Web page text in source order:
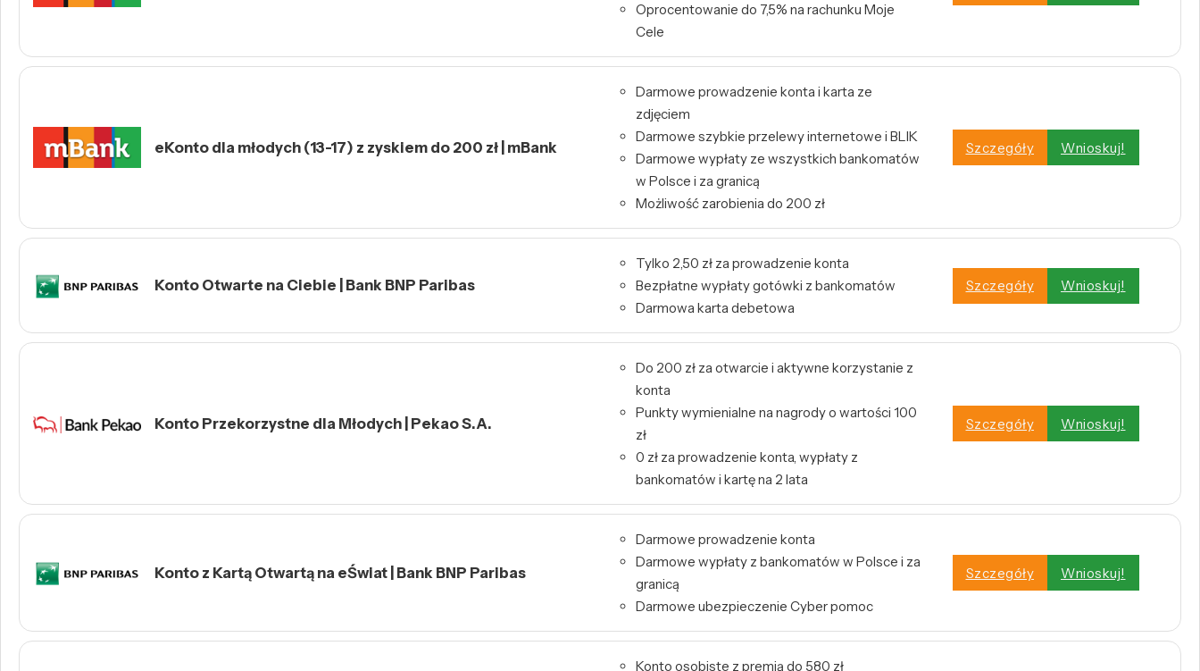
Oprocentowanie do 7,5% na rachunku Moje
Cele
eKonto dla młodych (13-17) z zyskiem do 200 zł | mBank
Darmowe prowadzenie konta i karta ze
zdjęciem
Darmowe szybkie przelewy internetowe i BLIK
Darmowe wypłaty ze wszystkich bankomatów
w Polsce i za granicą
Możliwość zarobienia do 200 zł
Szczegóły Wnioskuj!
Konto Otwarte na Ciebie | Bank BNP Paribas
Tylko 2,50 zł za prowadzenie konta
Bezpłatne wypłaty gotówki z bankomatów
Darmowa karta debetowa
Szczegóły Wnioskuj!
Konto Przekorzystne dla Młodych | Pekao S.A.
Do 200 zł za otwarcie i aktywne korzystanie z
konta
Punkty wymienialne na nagrody o wartości 100
zł
0 zł za prowadzenie konta, wypłaty z
bankomatów i kartę na 2 lata
Szczegóły Wnioskuj!
Konto z Kartą Otwartą na eŚwiat | Bank BNP Paribas
Darmowe prowadzenie konta
Darmowe wypłaty z bankomatów w Polsce i za
granicą
Darmowe ubezpieczenie Cyber pomoc
Szczegóły Wnioskuj!
Konto osobiste z premią do 580 zł